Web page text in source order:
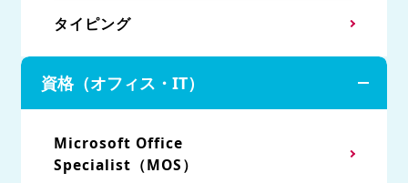
タイピング
資格（オフィス・IT）
Microsoft Office
Specialist（MOS）